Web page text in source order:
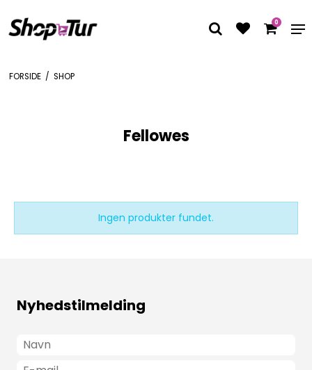
0
FORSIDE / SHOP
Fellowes
Ingen produkter fundet.
Nyhedstilmelding